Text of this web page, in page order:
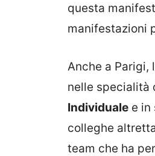
questa
manifestazioni
Anche a Parigi,
nelle specialità
Individuale e in
colleghe
team che ha